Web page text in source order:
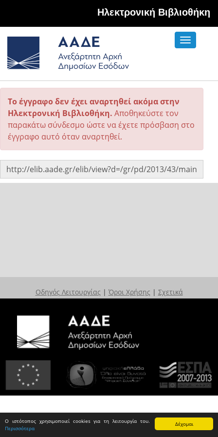
Δέχομαι
Ο ιστότοπος χρησιμοποιεί cookies για τη λειτουργία του.
Περισσότερα
Hλεκτρονική Βιβλιοθήκη
Toggle
Το έγγραφο δεν έχει αναρτηθεί ακόμα στην
Ηλεκτρονική Βιβλιοθήκη. Αποθηκεύστε τον
παρακάτω σύνδεσμο ώστε να έχετε πρόσβαση στο
έγγραφο αυτό όταν αναρτηθεί.
Οδηγός Λειτουργίας | Όροι Χρήσης | Σχετικά